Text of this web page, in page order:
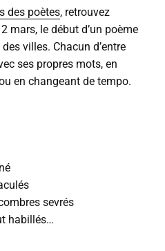
des poètes, retrouvez
mars, le début d’un poème
villes. Chacun d’entre
ses propres mots, en
en changeant de tempo.
sevrés
habillés…